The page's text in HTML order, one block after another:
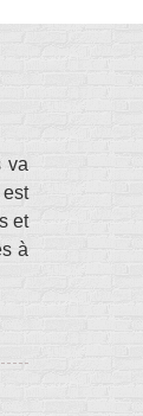
va
et
à